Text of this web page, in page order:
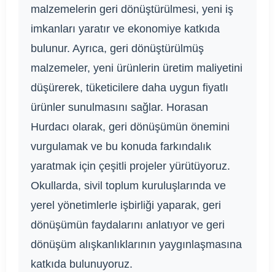
malzemelerin geri dönüştürülmesi, yeni iş
imkanları yaratır ve ekonomiye katkıda
bulunur. Ayrıca, geri dönüştürülmüş
malzemeler, yeni ürünlerin üretim maliyetini
düşürerek, tüketicilere daha uygun fiyatlı
ürünler sunulmasını sağlar. Horasan
Hurdacı olarak, geri dönüşümün önemini
vurgulamak ve bu konuda farkındalık
yaratmak için çeşitli projeler yürütüyoruz.
Okullarda, sivil toplum kuruluşlarında ve
yerel yönetimlerle işbirliği yaparak, geri
dönüşümün faydalarını anlatıyor ve geri
dönüşüm alışkanlıklarının yaygınlaşmasına
katkıda bulunuyoruz.